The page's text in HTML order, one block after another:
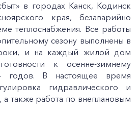
в городах Канск, Кодинск
края, безаварийно
теплоснабжения. Все работы
сезону выполнены в
и на каждый жилой дом
к осенне-зимнему
годов. В настоящее время
гидравлического и
также работа по внеплановым